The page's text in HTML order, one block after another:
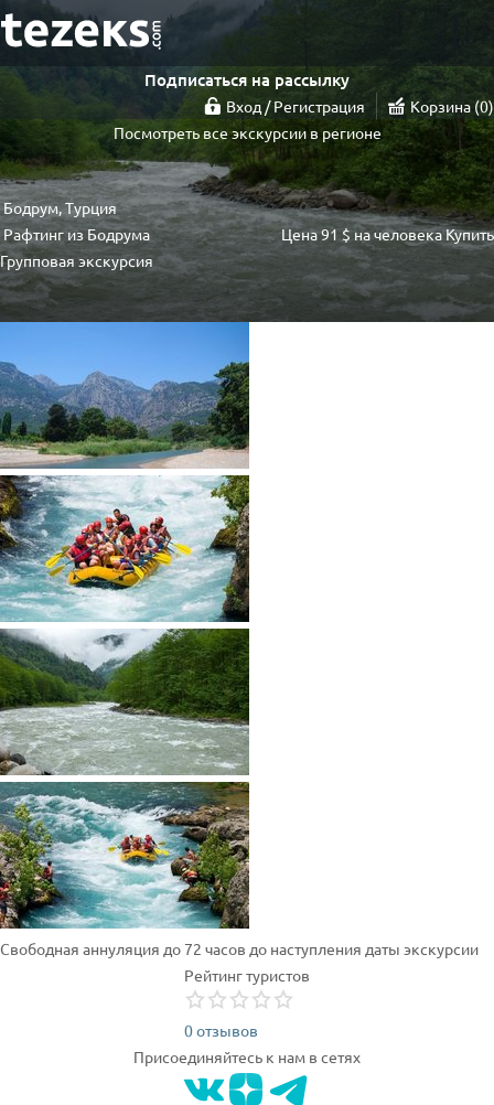
Подписаться на рассылку
Вход / Регистрация Корзина 0
Посмотреть все экскурсии в регионе
Бодрум, Турция
Рафтинг из Бодрума
Групповая экскурсия
Цена91 $на человекаКупить
Свободная аннуляция до 72 часов до наступления даты экскурсии
Рейтинг туристов
0 отзывов
Присоединяйтесь к нам в сетях